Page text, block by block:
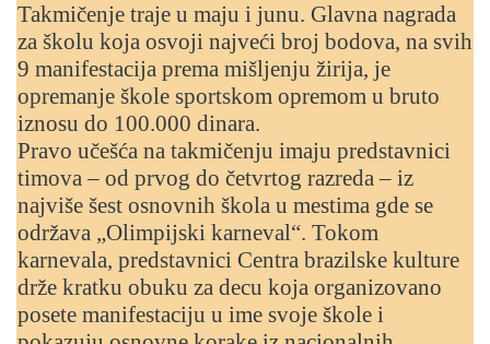
Takmičenje traje u maju i junu. Glavna nagrada
za školu koja osvoji najveći broj bodova, na svih
9 manifestacija prema mišljenju žirija, je
opremanje škole sportskom opremom u bruto
iznosu do 100.000 dinara.
Pravo učešća na takmičenju imaju predstavnici
timova – od prvog do četvrtog razreda – iz
najviše šest osnovnih škola u mestima gde se
održava „Olimpijski karneval“. Tokom
karnevala, predstavnici Centra brazilske kulture
drže kratku obuku za decu koja organizovano
posete manifestaciju u ime svoje škole i